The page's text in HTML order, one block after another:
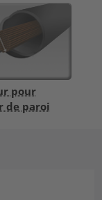
pour
de paroi